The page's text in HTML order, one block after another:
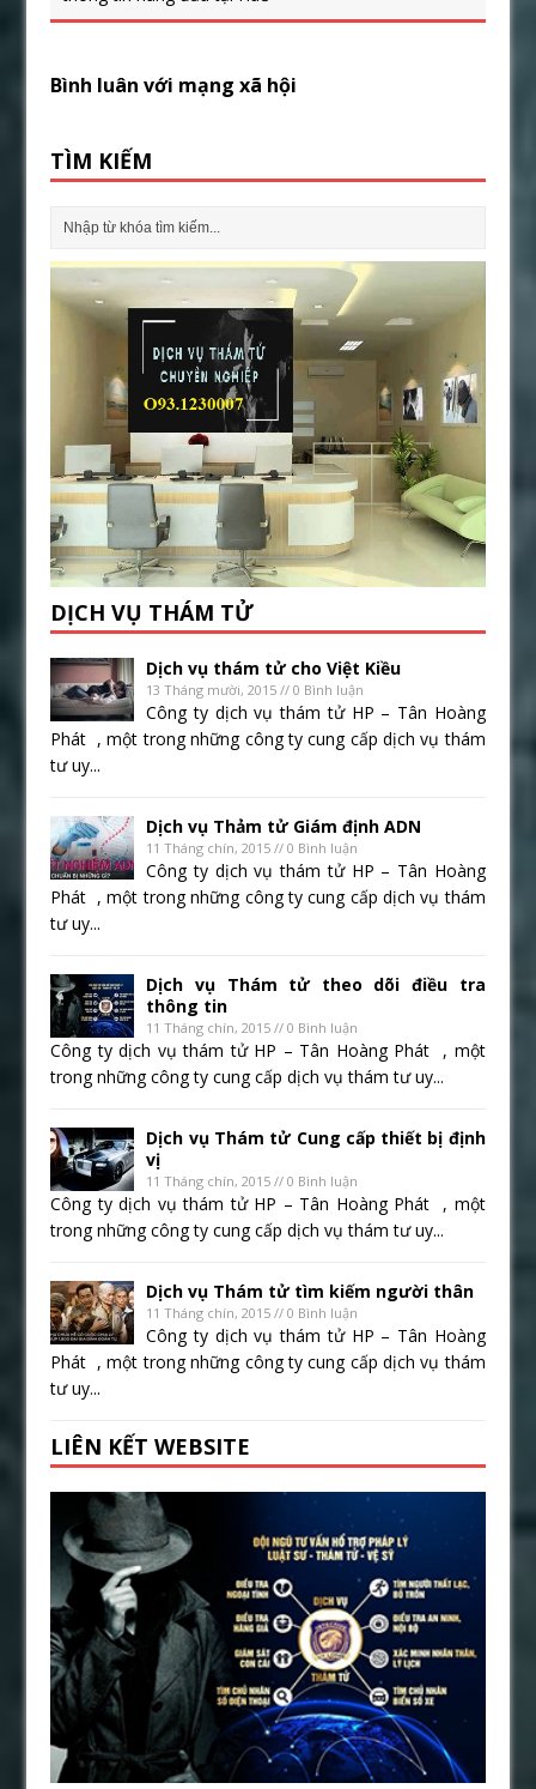
Bình luân với mạng xã hội
TÌM KIẾM
DỊCH VỤ THÁM TỬ
Dịch vụ thám tử cho Việt Kiều
13 Tháng mười, 2015 // 0 Bình luận
Công ty dịch vụ thám tử HP – Tân Hoàng
Phát , một trong những công ty cung cấp dịch vụ thám
tư uy...
Dịch vụ Thảm tử Giám định ADN
11 Tháng chín, 2015 // 0 Bình luận
Công ty dịch vụ thám tử HP – Tân Hoàng
Phát , một trong những công ty cung cấp dịch vụ thám
tư uy...
Dịch vụ Thám tử theo dõi điều tra
thông tin
11 Tháng chín, 2015 // 0 Bình luận
Công ty dịch vụ thám tử HP – Tân Hoàng Phát , một
trong những công ty cung cấp dịch vụ thám tư uy...
Dịch vụ Thám tử Cung cấp thiết bị định
vị
11 Tháng chín, 2015 // 0 Bình luận
Công ty dịch vụ thám tử HP – Tân Hoàng Phát , một
trong những công ty cung cấp dịch vụ thám tư uy...
Dịch vụ Thám tử tìm kiếm người thân
11 Tháng chín, 2015 // 0 Bình luận
Công ty dịch vụ thám tử HP – Tân Hoàng
Phát , một trong những công ty cung cấp dịch vụ thám
tư uy...
LIÊN KẾT WEBSITE